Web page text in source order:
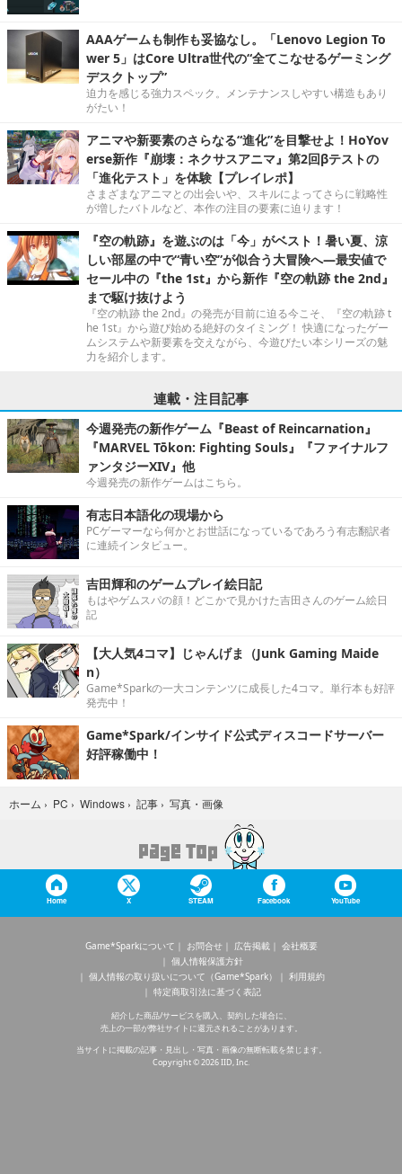
AAAゲームも制作も妥協なし。「Lenovo Legion To
wer 5」はCore Ultra世代の“全てこなせるゲーミング
デスクトップ”
迫力を感じる強力スペック。メンテナンスしやすい構造もあり
がたい！
アニマや新要素のさらなる“進化”を目撃せよ！HoYov
erse新作『崩壊：ネクサスアニマ』第2回βテストの
「進化テスト」を体験【プレイレポ】
さまざまなアニマとの出会いや、スキルによってさらに戦略性
が増したバトルなど、本作の注目の要素に迫ります！
『空の軌跡』を遊ぶのは「今」がベスト！暑い夏、涼
しい部屋の中で“青い空”が似合う大冒険へ―最安値で
セール中の『the 1st』から新作『空の軌跡 the 2nd』
まで駆け抜けよう
『空の軌跡 the 2nd』の発売が目前に迫る今こそ、『空の軌跡 t
he 1st』から遊び始める絶好のタイミング！ 快適になったゲー
ムシステムや新要素を交えながら、今遊びたい本シリーズの魅
力を紹介します。
連載・注目記事
今週発売の新作ゲーム『Beast of Reincarnation』
『MARVEL Tōkon: Fighting Souls』『ファイナルフ
ァンタジーXIV』他
今週発売の新作ゲームはこちら。
有志日本語化の現場から
PCゲーマーなら何かとお世話になっているであろう有志翻訳者
に連続インタビュー。
吉田輝和のゲームプレイ絵日記
もはやゲムスパの顔！どこかで見かけた吉田さんのゲーム絵日
記
【大人気4コマ】じゃんげま（Junk Gaming Maide
n）
Game*Sparkの一大コンテンツに成長した4コマ。単行本も好評
発売中！
Game*Spark/インサイド公式ディスコードサーバー
好評稼働中！
ホーム › PC › Windows › 記事 › 写真・画像
Home X STEAM Facebook YouTube
Game*Sparkについて お問合せ 広告掲載
会社概要
個人情報保護方針
個人情報の取り扱いについて（Game*Spark）
利用規約
特定商取引法に基づく表記
紹介した商品/サービスを購入、契約した場合に、
売上の一部が弊社サイトに還元されることがあります。
当サイトに掲載の記事・見出し・写真・画像の無断転載を禁じます。
Copyright © 2026 IID, Inc.